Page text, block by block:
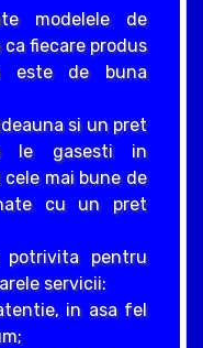
modelele de
fiecare produs
este de buna
si un pret
le gasesti in
mai bune de
cu un pret
pentru
servicii:
in asa fel